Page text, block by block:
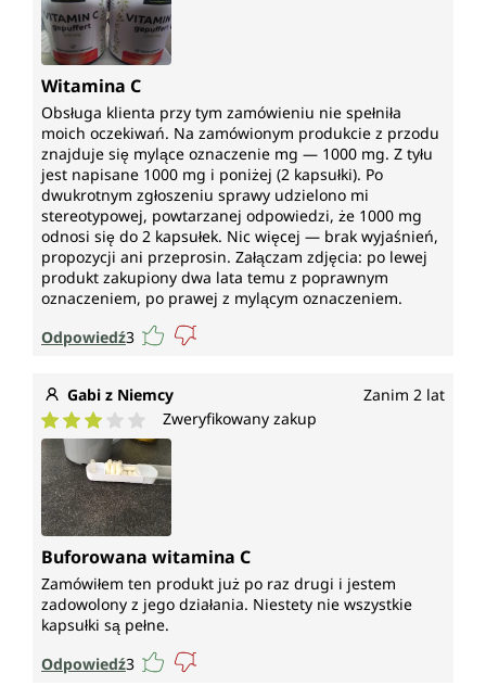
Witamina C
Obsługa klienta przy tym zamówieniu nie spełniła
moich oczekiwań. Na zamówionym produkcie z przodu
znajduje się mylące oznaczenie mg — 1000 mg. Z tyłu
jest napisane 1000 mg i poniżej (2 kapsułki). Po
dwukrotnym zgłoszeniu sprawy udzielono mi
stereotypowej, powtarzanej odpowiedzi, że 1000 mg
odnosi się do 2 kapsułek. Nic więcej — brak wyjaśnień,
propozycji ani przeprosin. Załączam zdjęcia: po lewej
produkt zakupiony dwa lata temu z poprawnym
oznaczeniem, po prawej z mylącym oznaczeniem.
Odpowiedź3
Gabi z Niemcy Zanim 2 lat
Średnia ocena 3 z 5 gwiazdek
Zweryfikowany zakup
Buforowana witamina C
Zamówiłem ten produkt już po raz drugi i jestem
zadowolony z jego działania. Niestety nie wszystkie
kapsułki są pełne.
Odpowiedź3